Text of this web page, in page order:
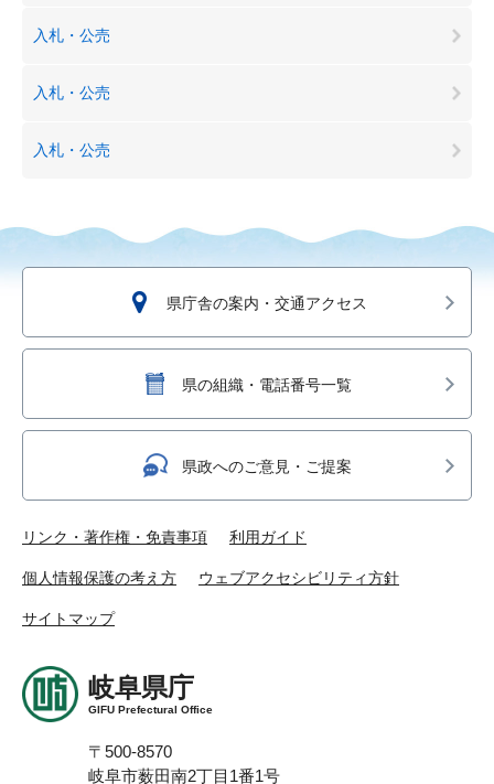
入札・公売
入札・公売
入札・公売
県庁舎の案内・交通アクセス
県の組織・電話番号一覧
県政へのご意見・ご提案
リンク・著作権・免責事項 利用ガイド
個人情報保護の考え方 ウェブアクセシビリティ方針
サイトマップ
岐阜県庁
GIFU Prefectural Office
〒500-8570
岐阜市薮田南2丁目1番1号